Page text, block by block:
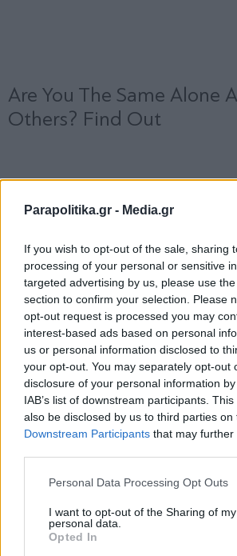
Parapolitika.gr - Media.gr
If you wish to opt-out of the sale, sharing
processing of your personal or sensitive
targeted advertising by us, please use
section to confirm your selection. Please
opt-out request is processed you may
interest-based ads based on personal
us or personal information disclosed to
your opt-out. You may separately opt-out
disclosure of your personal information
IAB’s list of downstream participants.
also be disclosed by us to third parties on
Downstream Participants that may
Personal Data Processing Opt Outs
I want to opt-out of the Sharing of my
personal data.
Opted In
Εγγραφή στο
Αποδέχομαι τους